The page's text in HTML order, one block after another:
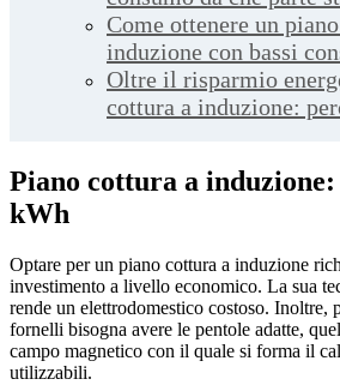
Come ottenere un
induzione con bassi
Oltre il risparmio
cottura a induzione:
Piano cottura a
kWh
Optare per un piano cottura a induzione
investimento a livello economico. La sua
rende un elettrodomestico costoso. Inoltre,
fornelli bisogna avere le pentole adatte,
campo magnetico con il quale si forma il
utilizzabili.